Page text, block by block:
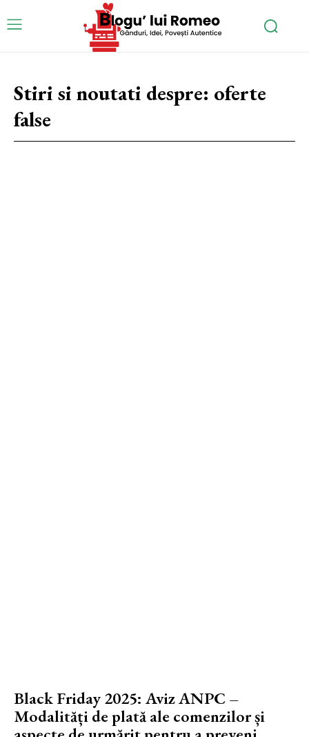
Stiri si noutati despre: oferte
false
Black Friday 2025: Aviz ANPC –
Modalități de plată ale comenzilor și